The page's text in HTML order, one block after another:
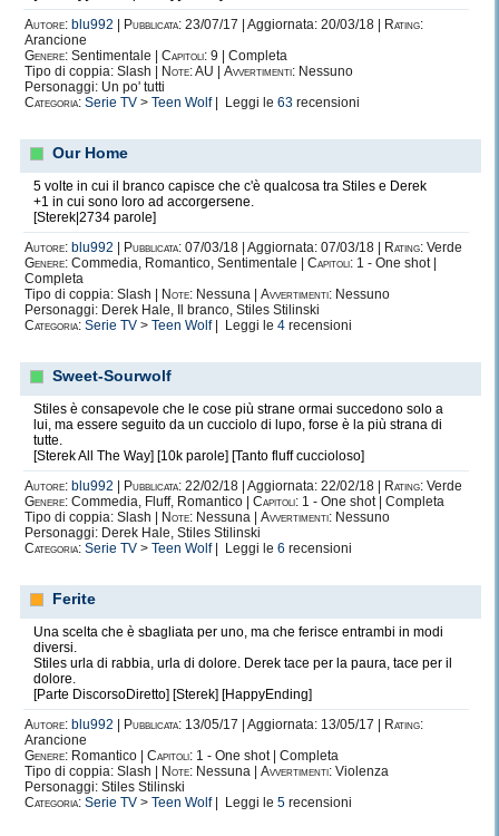
Autore: blu992 Pubblicata: 23/07/17 | Aggiornata: 20/03/18 |
Rating:
Arancione
Genere: Sentimentale | Capitoli: 9 | Completa
Tipo di coppia: Slash |
Note:AU | Avvertimenti: Nessuno
Personaggi: Un po' tutti
Categoria: Serie TV > Teen Wolf| Leggi le 63 recensioni
Our Home
5 volte in cui il branco capisce che c'è qualcosa tra Stiles e Derek
+1 in cui sono loro ad accorgersene.
[Sterek|2734 parole]
Autore: blu992 Pubblicata: 07/03/18 | Aggiornata: 07/03/18 | Rating: Verde
Genere: Commedia, Romantico, Sentimentale | Capitoli: 1 - One shot |
Completa
Tipo di coppia: Slash |
Note: Nessuna | Avvertimenti: Nessuno
Personaggi: Derek Hale, Il branco, Stiles Stilinski
Categoria: Serie TV > Teen Wolf| Leggi le 4 recensioni
Sweet-Sourwolf
Stiles è consapevole che le cose più strane ormai succedono solo a
lui, ma essere seguito da un cucciolo di lupo, forse è la più strana di
tutte.
[Sterek All The Way] [10k parole] [Tanto fluff cuccioloso]
Autore: blu992 Pubblicata: 22/02/18 | Aggiornata: 22/02/18 | Rating: Verde
Genere: Commedia, Fluff, Romantico | Capitoli: 1 - One shot | Completa
Tipo di coppia: Slash |
Note: Nessuna | Avvertimenti: Nessuno
Personaggi: Derek Hale, Stiles Stilinski
Categoria: Serie TV > Teen Wolf| Leggi le 6 recensioni
Ferite
Una scelta che è sbagliata per uno, ma che ferisce entrambi in modi
diversi.
Stiles urla di rabbia, urla di dolore. Derek tace per la paura, tace per il
dolore.
[Parte DiscorsoDiretto] [Sterek] [HappyEnding]
Autore: blu992 Pubblicata: 13/05/17 | Aggiornata: 13/05/17 |
Rating:
Arancione
Genere: Romantico | Capitoli: 1 - One shot | Completa
Tipo di coppia: Slash |
Note: Nessuna | Avvertimenti: Violenza
Personaggi: Stiles Stilinski
Categoria: Serie TV > Teen Wolf| Leggi le 5 recensioni